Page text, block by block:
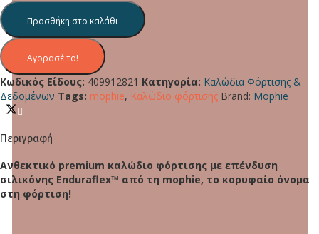
Προσθήκη στο καλάθι
Αγορασέ το!
Κωδικός Είδους: 409912821 Κατηγορία: Καλώδια Φόρτισης &
Δεδομένων Tags: mophie, Καλώδιο φόρτισης Brand: Mophie
Περιγραφή
Ανθεκτικό premium καλώδιο φόρτισης με επένδυση
σιλικόνης Enduraflex™ από τη mophie, το κορυφαίο όνομα
στη φόρτιση!